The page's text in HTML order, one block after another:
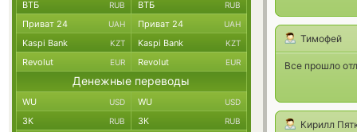
Тимофей
Все прошло
Кирилл
ВТБ RUB ВТБ RUB
Приват 24 UAH Приват 24 UAH
Kaspi Bank KZT Kaspi Bank KZT
Revolut EUR Revolut EUR
Денежные переводы
WU USD WU USD
ЗК RUB ЗК RUB